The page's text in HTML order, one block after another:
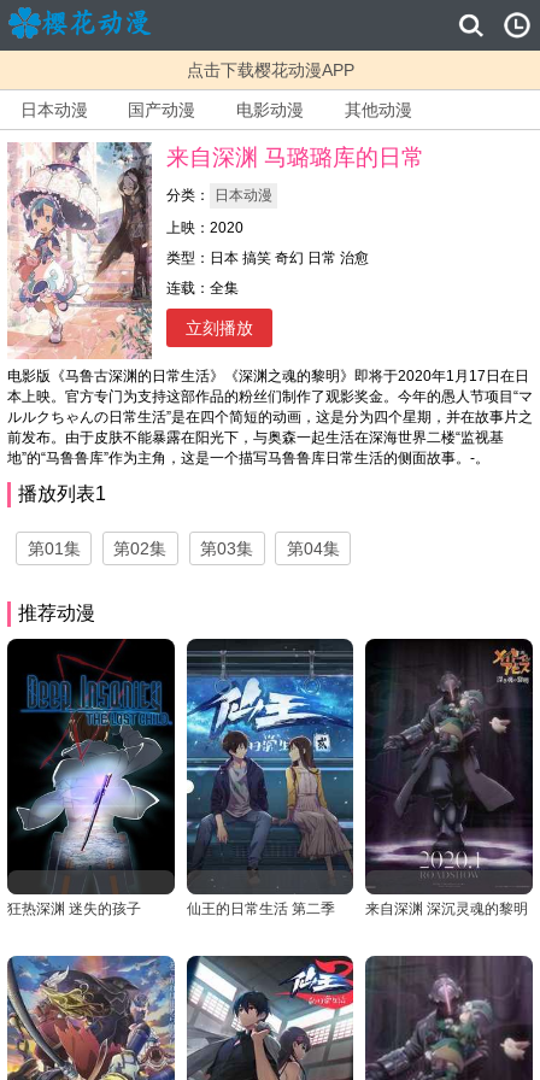
点击下载樱花动漫APP
日本动漫 国产动漫 电影动漫 其他动漫
来自深渊 马璐璐库的日常
分类：
日本动漫
上映：2020
类型：日本 搞笑 奇幻 日常 治愈
连载：全集
立刻播放
电影版《马鲁古深渊的日常生活》《深渊之魂的黎明》即将于2020年1月17日在日
本上映。官方专门为支持这部作品的粉丝们制作了观影奖金。今年的愚人节项目“マ
ルルクちゃんの日常生活”是在四个简短的动画，这是分为四个星期，并在故事片之
前发布。由于皮肤不能暴露在阳光下，与奥森一起生活在深海世界二楼“监视基
地”的“马鲁鲁库”作为主角，这是一个描写马鲁鲁库日常生活的侧面故事。-。
播放列表1
第01集 第02集 第03集 第04集
推荐动漫
狂热深渊 迷失的孩子 仙王的日常生活 第二季 来自深渊 深沉灵魂的黎明